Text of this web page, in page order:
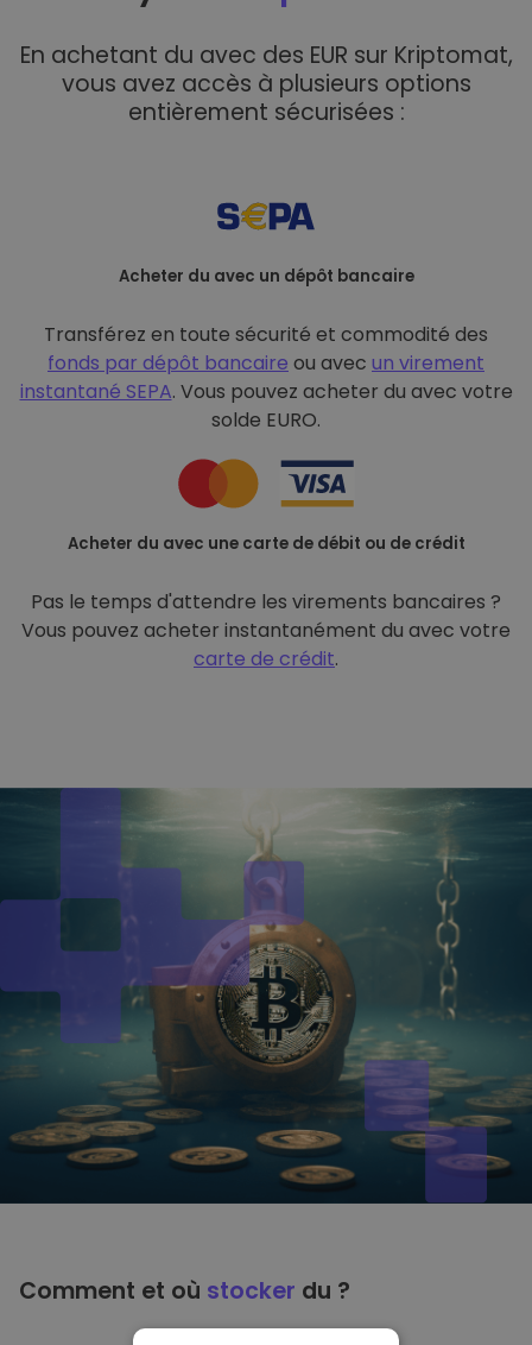
En achetant du avec des EUR sur Kriptomat,
vous avez accès à plusieurs options
entièrement sécurisées :
Acheter du avec un dépôt bancaire
Transférez en toute sécurité et commodité des
fonds par dépôt bancaire ou avec un virement
instantané SEPA. Vous pouvez acheter du avec votre
solde EURO.
Acheter du avec une carte de débit ou de crédit
Pas le temps d'attendre les virements bancaires ?
Vous pouvez acheter instantanément du avec votre
carte de crédit.
Comment et où stocker du ?